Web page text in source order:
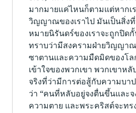
มากมายแค่ไหนก็ตามแต่หากเ
วิญญาณของเราไป มันเป็นสิ่ง
หมายนิรันดร์ของเราจะถูกปิด
ทราบว่ามีสงครามฝ่ายวิญญา
ซาตานและความมืดมิดของโ
เข้าใจของพวกเขา พวกเขาห
จริงที่ว่ามีการต่อสู้กับความบา
ว่า “คนที่หลั​บอยู่จงตื่นขึ้นและ
ความตาย และพระคริสต์จะทร